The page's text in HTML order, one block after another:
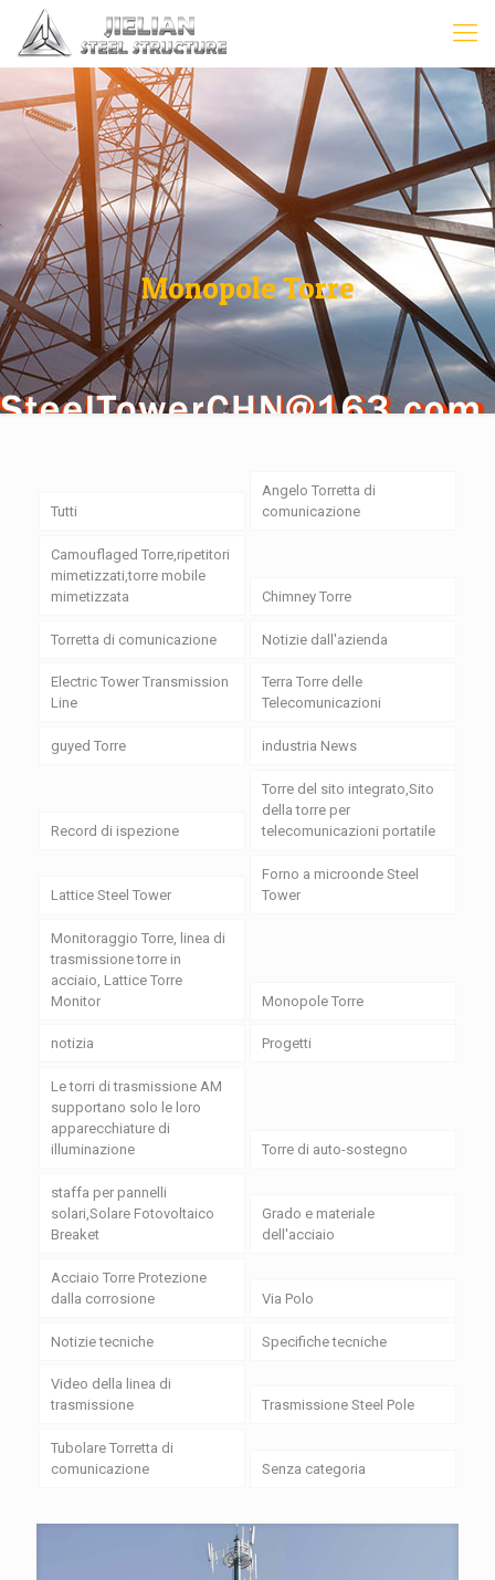
Monopole Torre
Tutti
Angelo Torretta di
comunicazione
Camouflaged Torre,ripetitori
mimetizzati,torre mobile
mimetizzata
Chimney Torre
Torretta di comunicazione Notizie dall'azienda
Electric Tower Transmission
Line
Terra Torre delle
Telecomunicazioni
guyed Torre industria News
Record di ispezione
Torre del sito integrato,Sito
della torre per
telecomunicazioni portatile
Lattice Steel Tower
Forno a microonde Steel
Tower
Monitoraggio Torre, linea di
trasmissione torre in
acciaio, Lattice Torre
Monitor
Monopole Torre
notizia Progetti
Le torri di trasmissione AM
supportano solo le loro
apparecchiature di
illuminazione
Torre di auto-sostegno
staffa per pannelli
solari,Solare Fotovoltaico
Breaket
Grado e materiale
dell'acciaio
Acciaio Torre Protezione
dalla corrosione
Via Polo
Notizie tecniche Specifiche tecniche
Video della linea di
trasmissione
Trasmissione Steel Pole
Tubolare Torretta di
comunicazione
Senza categoria